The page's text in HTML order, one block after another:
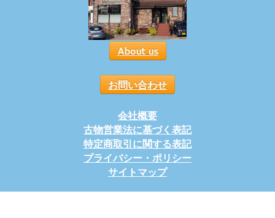
About us
お問い合わせ
会社概要
古物営業法に基づく表記
特定商取引に関する表記
プライバシー・ポリシー
サイトマップ